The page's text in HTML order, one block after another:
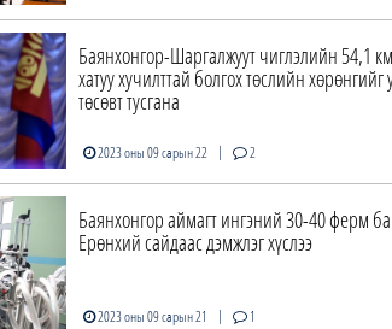
Баянхонгор-Шаргалжуут чиглэлийн 54,1
хатуу хучилттай болгох төслийн хөрөнгийг
төсөвт тусгана
2023 оны 09 сарын 22 | 2
Баянхонгор аймагт ингэний 30-40 ферм
Ерөнхий сайдаас дэмжлэг хүслээ
2023 оны 09 сарын 21 | 1